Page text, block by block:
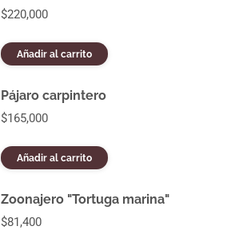
$220,000
Añadir al carrito
Pájaro carpintero
$165,000
Añadir al carrito
Zoonajero "Tortuga marina"
$81,400